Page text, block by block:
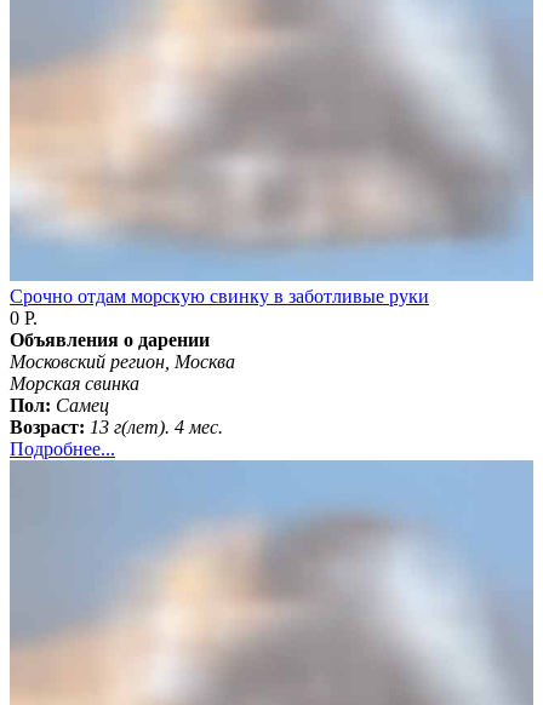
Срочно отдам морскую свинку в заботливые руки
0 Р.
Объявления о дарении
Московский регион, Москва
Морская свинка
Пол: Самец
Возраст: 13 г(лет). 4 мес.
Подробнее...